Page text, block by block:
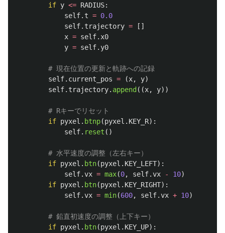
if y <= RADIUS:
self. t = 0.0
self. trajectory =
[]
x = self. x0
y = self. y0
self. current_pos = (x, y)
self. trajectory. append ((x, y))
if pyxel . btnp(pyxel . KEY_R):
self. reset ()
if pyxel . btn(pyxel . KEY_LEFT):
self.vx = max(0, self.vx - 10)
if pyxel . btn(pyxel . KEY_RIGHT):
self.vx = min(600, self.vx + 10)
if pyxel . btn(pyxel . KEY_UP):